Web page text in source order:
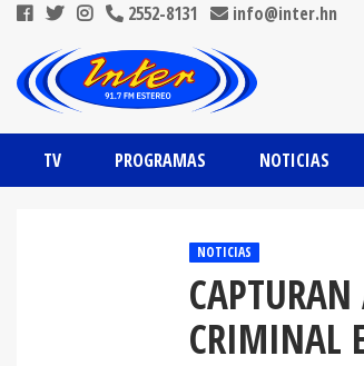
2552-8131 info@inter.hn
TV PROGRAMAS NOTICIAS
NOTICIAS
CAPTURAN
CRIMINAL